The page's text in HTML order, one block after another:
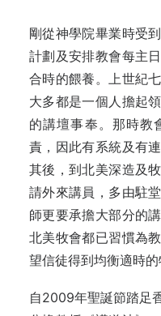
剛從神學院畢業時受
計劃及安排教會每主
合時的餵養。上世紀
大多都是一個人擔起
的講壇事奉。那時教
責，因此有系統及有
其後，到北美深造及
請外來講員，多由駐
師更要承擔大部分的
北美牧會都已習慣為
望信徒得到均衡適時的
自2009年聖誕節踏足